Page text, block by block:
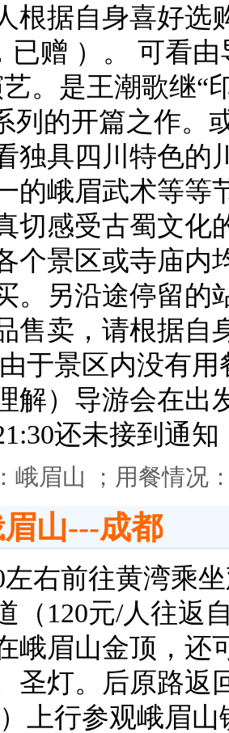
根据自身喜好
已赠 ）。 可看
。是王潮歌继“
列的开篇之作。
独具四川特色的
的峨眉武术等等
切感受古蜀文化
个景区或寺庙内
。另沿途停留的
售卖，请根据自
于景区内没有
解）导游会在出
还未接到通
峨眉山 ；用餐情况
山---成都
左右前往黄湾乘
（120元/人往返
峨眉山金顶，
圣灯。后原路返
上行参观峨眉